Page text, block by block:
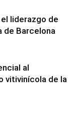
liderazgo de
de Barcelona
al
vitivinícola de la